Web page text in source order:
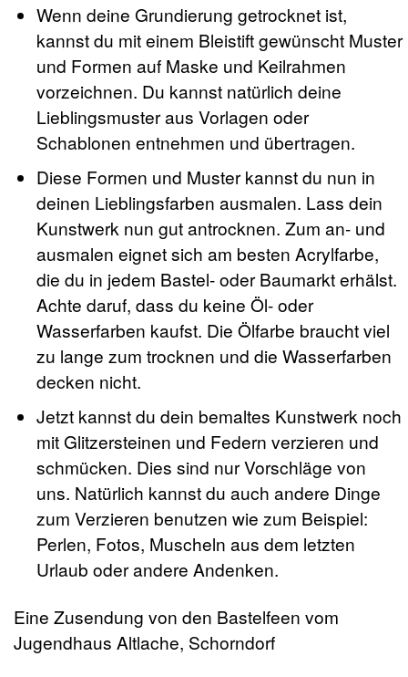
Wenn deine Grundierung getrocknet ist,
kannst du mit einem Bleistift gewünscht Muster
und Formen auf Maske und Keilrahmen
vorzeichnen. Du kannst natürlich deine
Lieblingsmuster aus Vorlagen oder
Schablonen entnehmen und übertragen.
Diese Formen und Muster kannst du nun in
deinen Lieblingsfarben ausmalen. Lass dein
Kunstwerk nun gut antrocknen. Zum an- und
ausmalen eignet sich am besten Acrylfarbe,
die du in jedem Bastel- oder Baumarkt erhälst.
Achte daruf, dass du keine Öl- oder
Wasserfarben kaufst. Die Ölfarbe braucht viel
zu lange zum trocknen und die Wasserfarben
decken nicht.
Jetzt kannst du dein bemaltes Kunstwerk noch
mit Glitzersteinen und Federn verzieren und
schmücken. Dies sind nur Vorschläge von
uns. Natürlich kannst du auch andere Dinge
zum Verzieren benutzen wie zum Beispiel:
Perlen, Fotos, Muscheln aus dem letzten
Urlaub oder andere Andenken.
Eine Zusendung von den Bastelfeen vom
Jugendhaus Altlache, Schorndorf